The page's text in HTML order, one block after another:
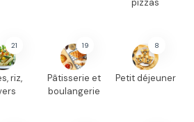
pizzas
21
riz,
19
Pâtisserie et
boulangerie
8
Petit déjeuner